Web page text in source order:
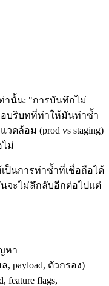
านั้น: "การบันทึกไม่
บริบทที่ทำให้มันทำซ้ำ
ดล้อม (prod vs staging)
ไม่
ป็นการทำซ้ำที่เชื่อถือได้
จะไม่ลึกลับอีกต่อไปแต่
หา
payload, ตัวกรอง)
flags,